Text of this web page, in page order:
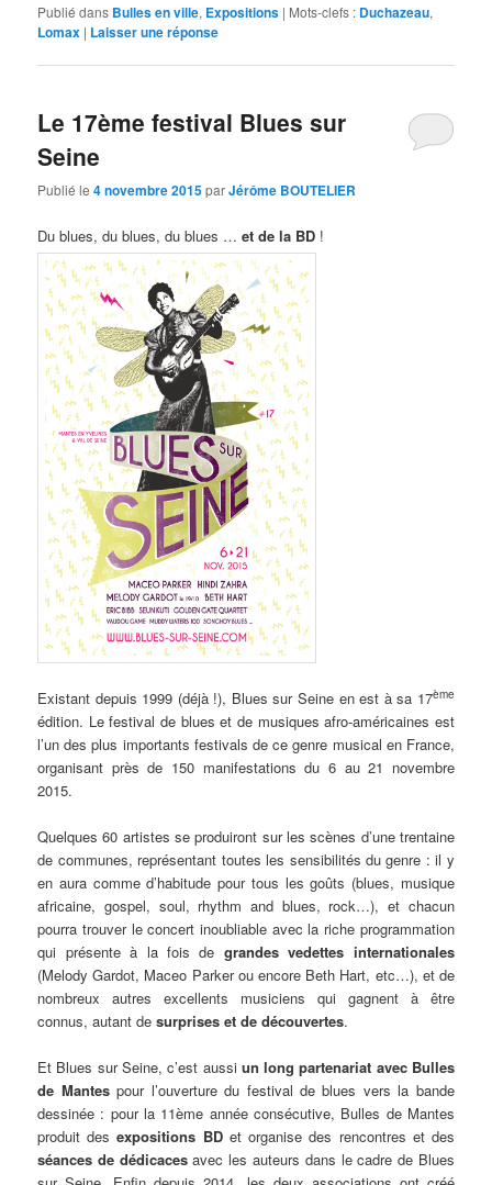
Publié dans Bulles en ville, Expositions | Mots-clefs : Duchazeau,
Lomax | Laisser une réponse
Le 17ème festival Blues sur
Seine
Publié le4 novembre 2015parJérôme BOUTELIER
Du blues, du blues, du blues …et de la BD !
Existant depuis 1999 (déjà !), Blues sur Seine en est à sa 17ème
édition. Le festival de blues et de musiques afro-américaines est
l’un des plus importants festivals de ce genre musical en France,
organisant près de 150 manifestations du 6 au 21 novembre
2015.
Quelques 60 artistes se produiront sur les scènes d’une trentaine
de communes, représentant toutes les sensibilités du genre : il y
en aura comme d’habitude pour tous les goûts (blues, musique
africaine, gospel, soul, rhythm and blues, rock…), et chacun
pourra trouver le concert inoubliable avec la riche programmation
qui présente à la fois de grandes vedettes internationales
(Melody Gardot, Maceo Parker ou encore Beth Hart, etc…), et de
nombreux autres excellents musiciens qui gagnent à être
connus, autant desurprises et de découvertes.
Et Blues sur Seine, c’est aussi un long partenariat avec Bulles
de Mantespour l’ouverture du festival de blues vers la bande
dessinée : pour la 11ème année consécutive, Bulles de Mantes
produit desexpositions BDet organise des rencontres et des
séances de dédicacesavec les auteurs dans le cadre de Blues